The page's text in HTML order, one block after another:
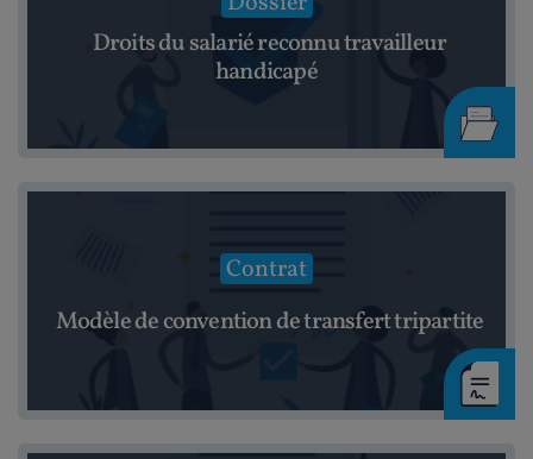
Droits du salarié reconnu travailleur
handicapé
Contrat
Modèle de convention de transfert tripartite